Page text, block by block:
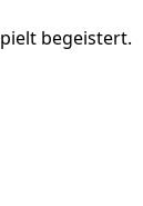
begeistert.